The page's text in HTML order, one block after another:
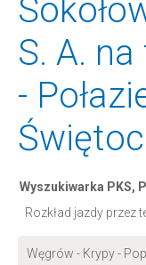
S. A.
-
Wyszukiwarka PKS,
Rozkład jazdy przez
Węgrów - Krypy -